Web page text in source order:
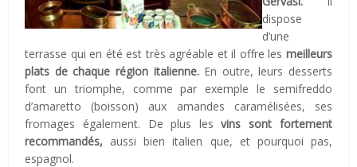
dispose
d’une
terrasse qui en été est très agréable et il offre les meilleurs
plats de chaque région italienne.En outre, leurs desserts
font un triomphe, comme par exemple le semifreddo
d’amaretto (boisson) aux amandes caramélisées, ses
fromages également. De plus les vins sont fortement
recommandés, aussi bien italien que, et pourquoi pas,
espagnol.